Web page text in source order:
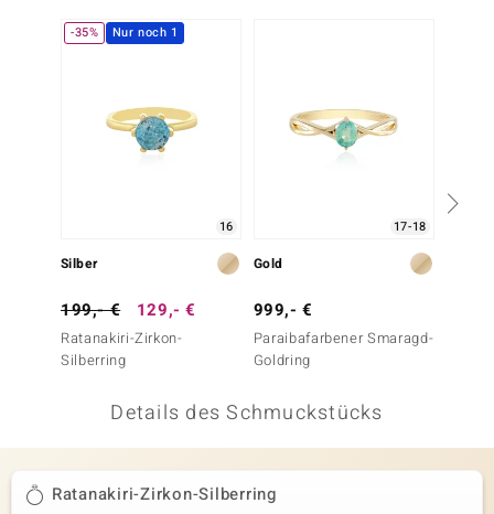
-35% Nur noch 1
16
Silber
199,- € 129,- €
Ratanakiri-Zirkon-
Silberring
17-18
Gold
999,- €
Paraibafarbener Smaragd-
Goldring
Details des Schmuckstücks
Ratanakiri-Zirkon-Silberring